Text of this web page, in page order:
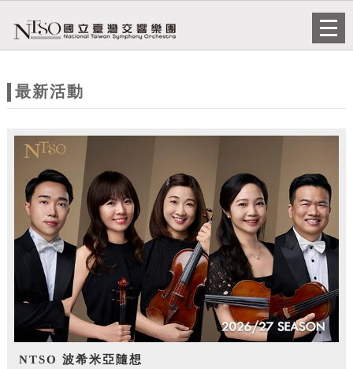
站
題
最新活動
NTSO 波希米亞隨想